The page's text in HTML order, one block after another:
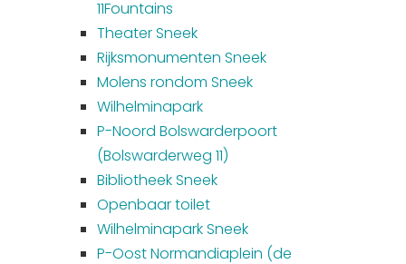
11Fountains
Theater Sneek
Rijksmonumenten Sneek
Molens rondom Sneek
Wilhelminapark
P-Noord Bolswarderpoort
(Bolswarderweg 11)
Bibliotheek Sneek
Openbaar toilet
Wilhelminapark Sneek
P-Oost Normandiaplein (de